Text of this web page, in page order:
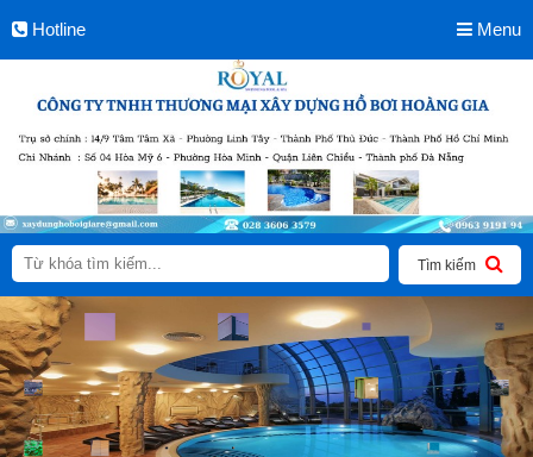
Hotline Menu
Tìm kiếm